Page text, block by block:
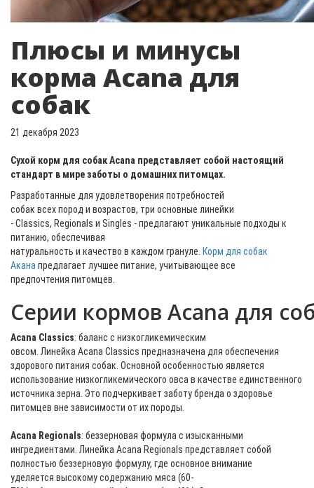
Плюсы и минусы
корма Acana для
собак
21 декабря 2023
Сухой корм для собак Acana представляет собой настоящий
стандарт в мире заботы о домашних питомцах.
Разработанные для удовлетворения потребностей
собак всех пород и возрастов, три основные линейки
- Classics, Regionals и Singles - предлагают уникальные подходы к
питанию, обеспечивая
натуральность и качество в каждом грануле. Корм для собак
Акана предлагает лучшее питание, учитывающее все
предпочтения питомцев.
Серии кормов Acana для
Acana Classics: баланс с низкогликемическим
овсом. Линейка Acana Classics предназначена для обеспечения
здорового питания собак. Основной особенностью является
использование низкогликемического овса в качестве единственного
источника зерна. Это подчеркивает заботу бренда о здоровье
питомцев вне зависимости от их породы.
Acana Regionals: беззерновая формула с изысканными
ингредиентами. Линейка Acana Regionals представляет собой
полностью беззерновую формулу, где основное внимание
уделяется высокому содержанию мяса (60-